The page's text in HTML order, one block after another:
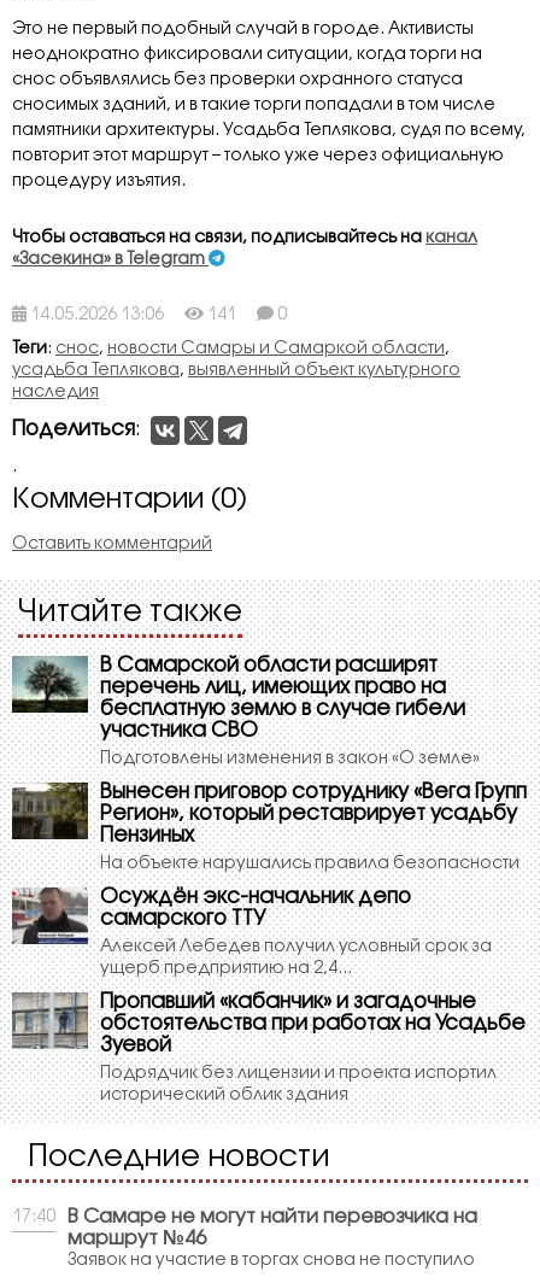
Это не первый подобный случай в городе. Активисты
неоднократно фиксировали ситуации, когда торги на
снос объявлялись без проверки охранного статуса
сносимых зданий, и в такие торги попадали в том числе
памятники архитектуры. Усадьба Теплякова, судя по всему,
повторит этот маршрут – только уже через официальную
процедуру изъятия.
Чтобы оставаться на связи, подписывайтесь на канал
«Засекина» в Telegram
14.05.2026 13:06 141 0
Теги: снос, новости Самары и Самаркой области,
усадьба Теплякова, выявленный объект культурного
наследия
Поделиться:
.
Комментарии (0)
Оставить комментарий
Читайте также
В Самарской области расширят
перечень лиц, имеющих право на
бесплатную землю в случае гибели
участника СВО
Подготовлены изменения в закон «О земле»
Вынесен приговор сотруднику «Вега Групп
Регион», который реставрирует усадьбу
Пензиных
На объекте нарушались правила безопасности
Осуждён экс-начальник депо
самарского ТТУ
Алексей Лебедев получил условный срок за
ущерб предприятию на 2,4...
Пропавший «кабанчик» и загадочные
обстоятельства при работах на Усадьбе
Зуевой
Подрядчик без лицензии и проекта испортил
исторический облик здания
Последние новости
17:40
В Самаре не могут найти перевозчика на
маршрут №46
Заявок на участие в торгах снова не поступило